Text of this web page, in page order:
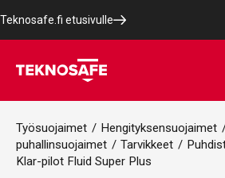
Teknosafe.fi etusivulle
Työsuojaimet / Hengityksensuojaimet
puhallinsuojaimet / Tarvikkeet /
Klar-pilot Fluid Super Plus